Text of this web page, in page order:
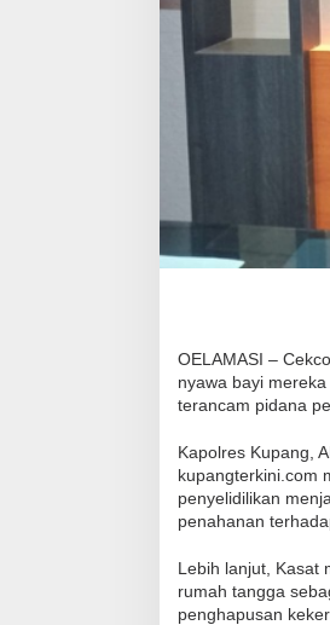
OELAMASI –
nyawa bayi
terancam pidana
Kapolres Kupang,
kupangterkini.com
penyelidilikan
penahanan
Lebih lanjut, Kasat
rumah tangga
penghapusan